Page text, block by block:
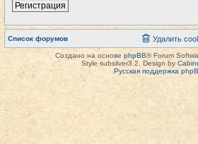
Регистрация
Список форумов Удалить
Создано на основе phpBB® Forum
Style subsilver3.2. Design by
Русская поддержка